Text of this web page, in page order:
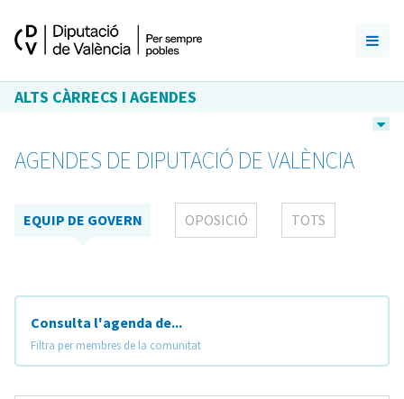
ALTS CÀRRECS I AGENDES
AGENDES DE DIPUTACIÓ DE VALÈNCIA
EQUIP DE GOVERN OPOSICIÓ TOTS
Consulta l'agenda de...
Filtra per membres de la comunitat